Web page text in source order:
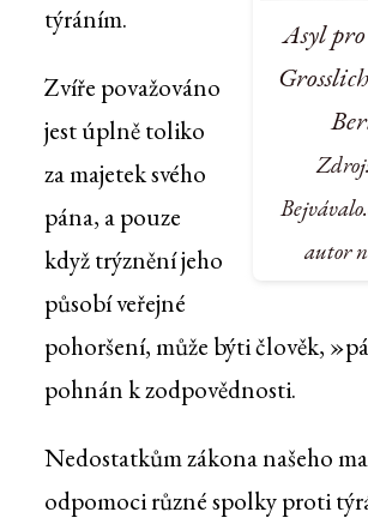
Asyl
autor
týráním.
Zvíře považováno
jest úplně toliko
za majetek svého
pána, a pouze
když trýznění jeho
působí veřejné
pohoršení, může býti člověk,
pohnán k zodpovědnosti.
Nedostatkům zákona našeho
odpomoci různé spolky proti